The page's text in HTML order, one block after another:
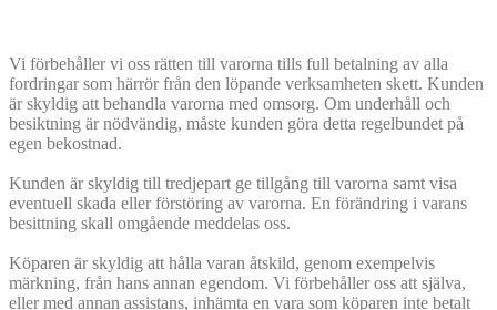
Vi förbehåller vi oss rätten till varorna tills full betalning av alla
fordringar som härrör från den löpande verksamheten skett. Kunden
är skyldig att behandla varorna med omsorg. Om underhåll och
besiktning är nödvändig, måste kunden göra detta regelbundet på
egen bekostnad.
Kunden är skyldig till tredjepart ge tillgång till varorna samt visa
eventuell skada eller förstöring av varorna. En förändring i varans
besittning skall omgående meddelas oss.
Köparen är skyldig att hålla varan åtskild, genom exempelvis
märkning, från hans annan egendom. Vi förbehåller oss att själva,
eller med annan assistans, inhämta en vara som köparen inte betalt